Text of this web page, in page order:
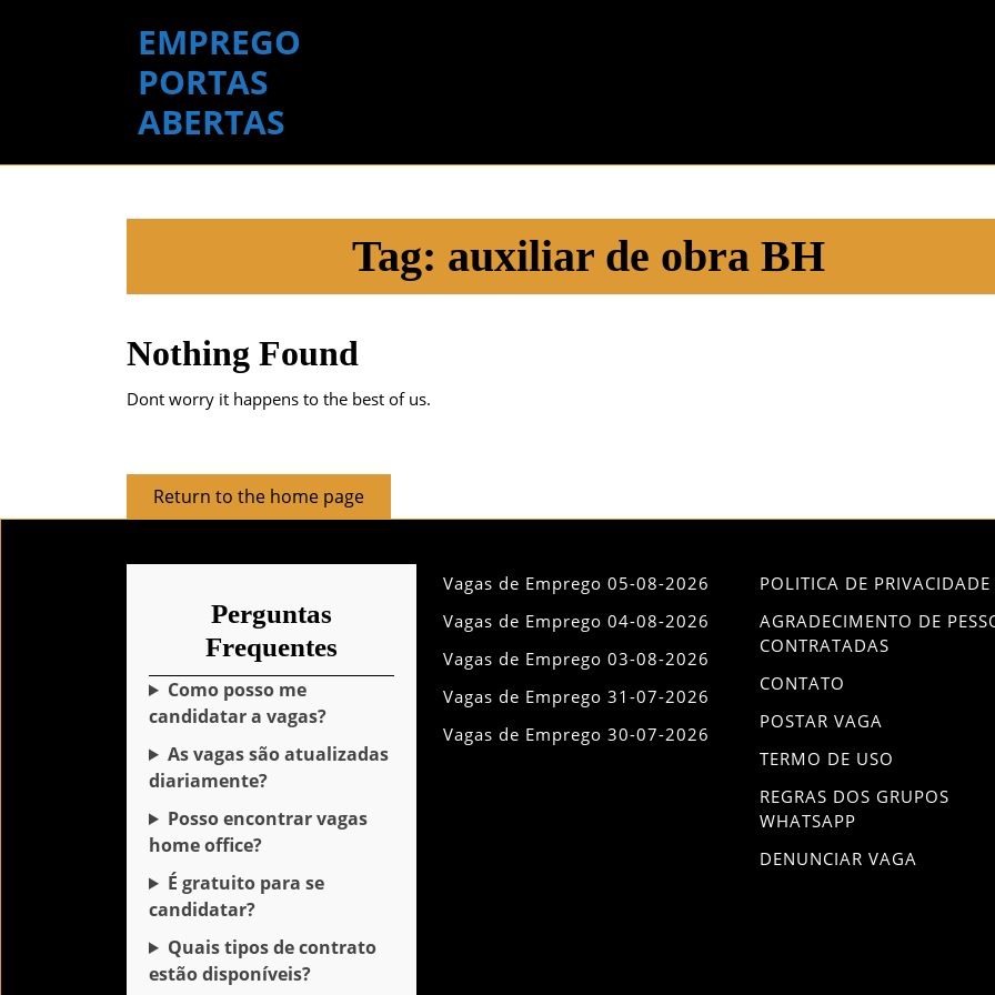
EMPREGO
PORTAS
ABERTAS
Tag: auxiliar de obra BH
Nothing Found
Dont worry it happens to the best of us.
Return to the home pageReturn
to
Perguntas
Frequentes
Como posso me
candidatar a vagas?
As vagas são atualizadas
diariamente?
Posso encontrar vagas
home office?
É gratuito para se
candidatar?
Quais tipos de contrato
estão disponíveis?
Vagas de Emprego 05-08-2026
Vagas de Emprego 04-08-2026
Vagas de Emprego 03-08-2026
Vagas de Emprego 31-07-2026
Vagas de Emprego 30-07-2026
POLITICA DE PRIVACIDADE
AGRADECIMENTO DE
CONTRATADAS
CONTATO
POSTAR VAGA
TERMO DE USO
REGRAS DOS GRUPOS
WHATSAPP
DENUNCIAR VAGA